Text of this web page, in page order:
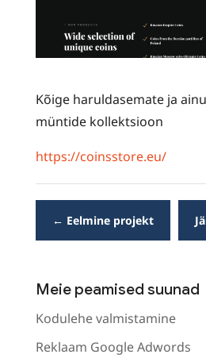
Kõige haruldasemate ja
müntide kollektsioon
https://coinsstore.eu/
← Eelmine projekt
Meie peamised suunad
Kodulehe valmistamine
Reklaam Google Adwords